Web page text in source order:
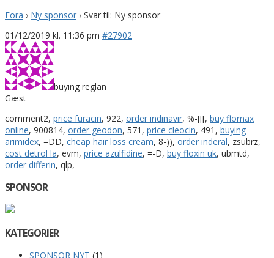
Fora › Ny sponsor › Svar til: Ny sponsor
01/12/2019 kl. 11:36 pm #27902
buying reglan
Gæst
comment2, price furacin, 922, order indinavir, %-[[[, buy flomax
online, 900814, order geodon, 571, price cleocin, 491, buying
arimidex, =DD, cheap hair loss cream, 8-)), order inderal, zsubrz,
cost detrol la, evm, price azulfidine, =-D, buy floxin uk, ubmtd,
order differin, qlp,
SPONSOR
KATEGORIER
SPONSOR NYT (1)